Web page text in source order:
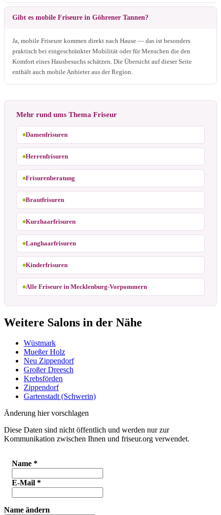
Gibt es mobile Friseure in Göhrener Tannen?
Ja, mobile Friseure kommen direkt nach Hause — das ist besonders
praktisch bei eingeschränkter Mobilität oder für Menschen die den
Komfort eines Hausbesuchs schätzen. Die Übersicht auf dieser Seite
enthält auch mobile Anbieter aus der Region.
Mehr rund ums Thema Friseur
Damenfrisuren
Herrenfrisuren
Frisurenberatung
Brautfrisuren
Kurzhaarfrisuren
Langhaarfrisuren
Kinderfrisuren
Alle Friseure in Mecklenburg-Vorpommern
Weitere Salons in der Nähe
Wüstmark
Mueßer Holz
Neu Zippendorf
Großer Dreesch
Krebsförden
Zippendorf
Gartenstadt (Schwerin)
Änderung hier vorschlagen
Diese Daten sind nicht öffentlich und werden nur zur
Kommunikation zwischen Ihnen und friseur.org verwendet.
Name *
E-Mail *
Name ändern